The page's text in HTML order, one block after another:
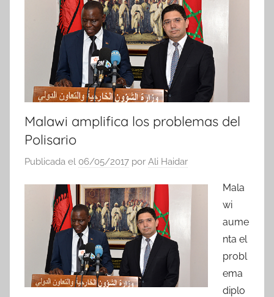
Malawi amplifica los problemas del
Polisario
Publicada el 06/05/2017 por Ali Haidar
Mala
wi
aume
nta el
probl
ema
diplo